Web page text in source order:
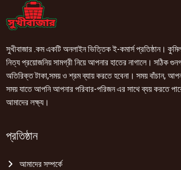
সুখীবাজার .কম একটি অনলাইন ভিত্তিক ই-কমার্স প্রতিষ্ঠান।
নিত্য প্রয়োজনিয় সামগ্রী নিয়ে আপনার হাতের নাগালে। সঠিক
অতিরিক্ত টাকা,সময় ও শ্রম ব্যায় করতে হবেনা। সময় বাঁচান,
সময় যাতে আপনি আপনার পরিবার-পরিজন এর সাথে ব্যয় করতে
আমাদের লক্ষ্য।
প্রতিষ্ঠান
আমাদের সম্পর্কে